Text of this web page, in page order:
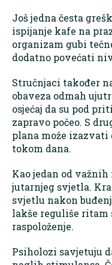
Još jedna česta
ispijanje kafe na
organizam gubi
dodatno povećati
Stručnjaci također
obaveza odmah
osjećaj da su pod
zapravo počeo. S
plana može izazvati
tokom dana.
Kao jedan od
jutarnjeg svjetla.
svjetlu nakon
lakše reguliše ritam
raspoloženje.
Psiholozi savjetuju